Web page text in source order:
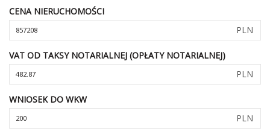
CENA NIERUCHOMOŚCI
PLN
VAT OD TAKSY NOTARIALNEJ (OPŁATY NOTARIALNEJ)
PLN
WNIOSEK DO WKW
PLN